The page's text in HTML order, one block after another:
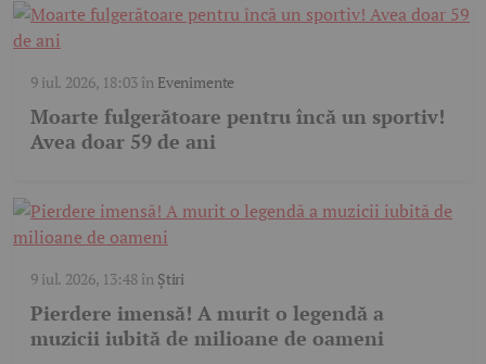
9 iul. 2026, 18:03în Evenimente
Moarte fulgerătoare pentru încă un sportiv!
Avea doar 59 de ani
9 iul. 2026, 13:48în Știri
Pierdere imensă! A murit o legendă a
muzicii iubită de milioane de oameni